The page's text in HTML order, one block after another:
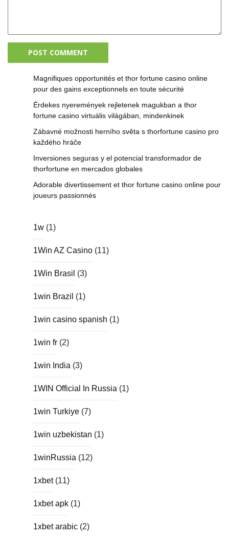
Magnifiques opportunités et thor fortune casino online
pour des gains exceptionnels en toute sécurité
Érdekes nyeremények rejletenek magukban a thor
fortune casino virtuális világában, mindenkinek
Zábavné možnosti herního světa s thorfortune casino pro
každého hráče
Inversiones seguras y el potencial transformador de
thorfortune en mercados globales
Adorable divertissement et thor fortune casino online pour
joueurs passionnés
1w (1)
1Win AZ Casino (11)
1Win Brasil (3)
1win Brazil (1)
1win casino spanish (1)
1win fr (2)
1win India (3)
1WIN Official In Russia (1)
1win Turkiye (7)
1win uzbekistan (1)
1winRussia (12)
1xbet(11)
1xbet apk (1)
1xbet arabic (2)